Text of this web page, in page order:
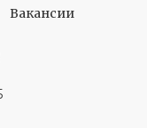
Вакансии